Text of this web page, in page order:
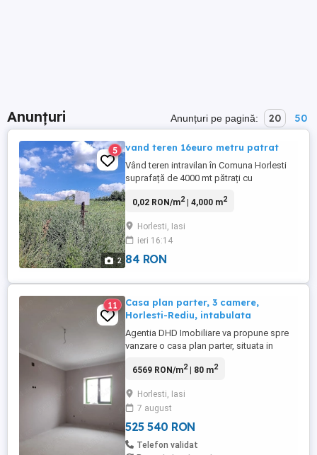
Anunțuri Anunțuri pe pagină: 20 50
2
5 vand teren 16euro metru patrat
Vând teren intravilan în Comuna Horlesti
suprafață de 4000 mt pătrați cu
utilitățile distanță de oraș 20 kilometri
0,02 RON/m2| 4,000 m2
Horlesti, Iasi
ieri 16:14
84 RON
11
Casa plan parter, 3 camere,
Horlesti-Rediu, intabulata
Agentia DHD Imobiliare va propune spre
vanzare o casa plan parter, situata in
suprafata de 450 mp, este
dormitoare; -bucatarie; -baie; -camera
tehnica. In curtea din spate avem
construita o baie, gratar si ...
6569 RON/m2| 80 m2
Horlesti, Iasi
7 august
525 540 RON
Telefon validat